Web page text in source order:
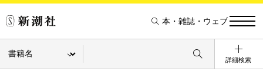
本・雑誌・ウェブ
詳細検索